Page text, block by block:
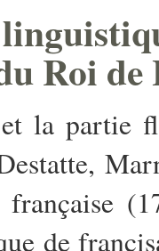
Roi de
la partie
de